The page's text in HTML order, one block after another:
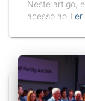
Neste artigo,
acesso ao Ler